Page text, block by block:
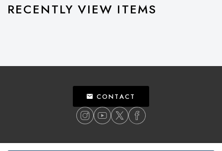
RECENTLY VIEW ITEMS
CONTACT